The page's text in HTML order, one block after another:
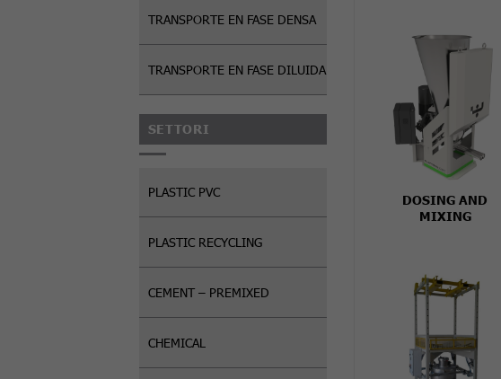
DOSING AND
MIXING
TRANSPORTE EN FASE DENSA
TRANSPORTE EN FASE DILUIDA
SETTORI
PLASTIC PVC
PLASTIC RECYCLING
CEMENT – PREMIXED
CHEMICAL